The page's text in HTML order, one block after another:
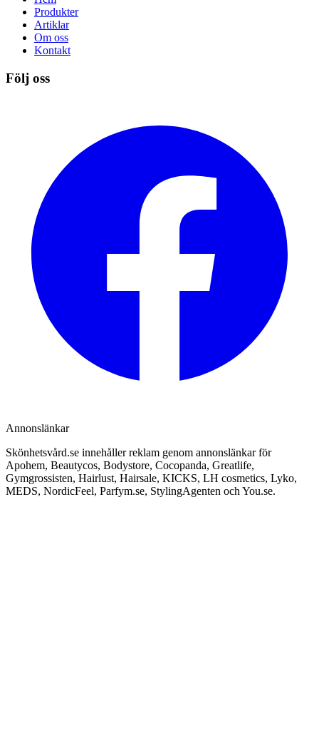
Produkter
Artiklar
Om oss
Kontakt
Följ oss
Annonslänkar
Skönhetsvård.se innehåller reklam genom annonslänkar för
Apohem, Beautycos, Bodystore, Cocopanda, Greatlife,
Gymgrossisten, Hairlust, Hairsale, KICKS, LH cosmetics, Lyko,
MEDS, NordicFeel, Parfym.se, StylingAgenten och You.se.